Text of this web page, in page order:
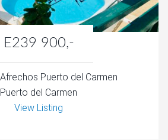
E239 900,-
Puerto del Carmen
Puerto del Carmen
View Listing